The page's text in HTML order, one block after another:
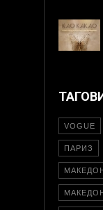
VOGUE
ПАРИЗ